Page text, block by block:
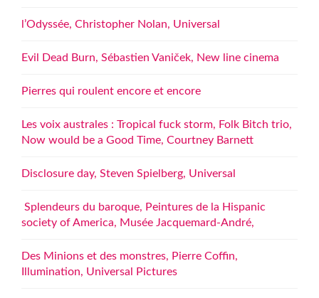
l’Odyssée, Christopher Nolan, Universal
Evil Dead Burn, Sébastien Vaniček, New line cinema
Pierres qui roulent encore et encore
Les voix australes : Tropical fuck storm, Folk Bitch trio,
Now would be a Good Time, Courtney Barnett
Disclosure day, Steven Spielberg, Universal
Splendeurs du baroque, Peintures de la Hispanic
society of America, Musée Jacquemard-André,
Des Minions et des monstres, Pierre Coffin,
Illumination, Universal Pictures